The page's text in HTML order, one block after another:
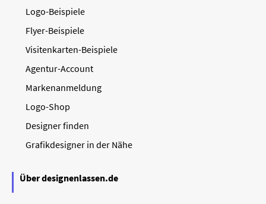
Logo-Beispiele
Flyer-Beispiele
Visitenkarten-Beispiele
Agentur-Account
Markenanmeldung
Logo-Shop
Designer finden
Grafikdesigner in der Nähe
Über designenlassen.de